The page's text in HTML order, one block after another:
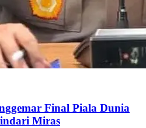
Final Piala Dunia
Miras